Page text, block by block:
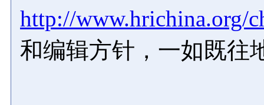
http://www.hrichina.org/
和编辑方针，一如既往